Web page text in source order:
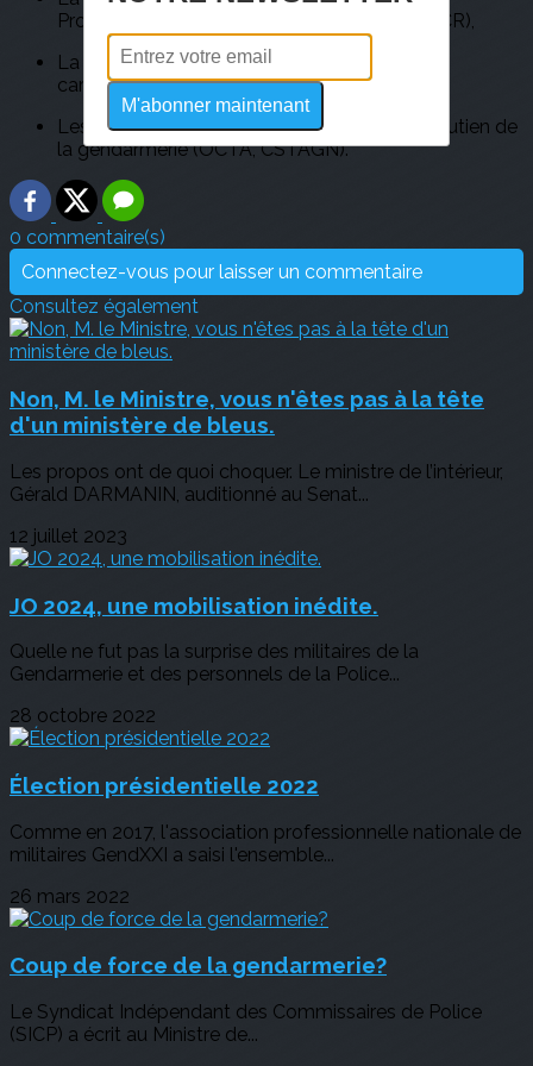
Professionnels Carrières Rémunérations (PPCR),
La rénovation du statut militaire (attractivité,
carrières, recrutement, …),
Les évolutions possibles pour le corps de soutien de
la gendarmerie (OCTA, CSTAGN).
0 commentaire(s)
Connectez-vous pour laisser un commentaire
Consultez également
Non, M. le Ministre, vous n'êtes pas à la tête
d'un ministère de bleus.
Les propos ont de quoi choquer. Le ministre de l’intérieur,
Gérald DARMANIN, auditionné au Senat...
12 juillet 2023
JO 2024, une mobilisation inédite.
Quelle ne fut pas la surprise des militaires de la
Gendarmerie et des personnels de la Police...
28 octobre 2022
Élection présidentielle 2022
Comme en 2017, l'association professionnelle nationale de
militaires GendXXI a saisi l'ensemble...
26 mars 2022
Coup de force de la gendarmerie?
Le Syndicat Indépendant des Commissaires de Police
(SICP) a écrit au Ministre de...
M'abonner maintenant